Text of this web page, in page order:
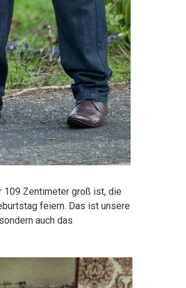
109 Zentimeter groß ist, die
feiern. Das ist unsere
auch das